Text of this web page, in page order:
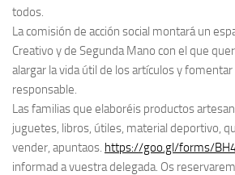
todos.
La comisión de acción social montará un
Creativo y de Segunda Mano con el que
alargar la vida útil de los artículos y
responsable.
Las familias que elaboréis productos
juguetes, libros, útiles, material deportivo,
vender, apuntaos. https://goo.gl/forms/
informad a vuestra delegada. Os